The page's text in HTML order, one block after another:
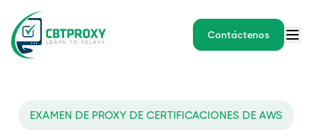
Contáctenos
La certificación de AWS es la mejor manera para que los
EXAMEN DE PROXY DE CERTIFICACIONES DE AWS